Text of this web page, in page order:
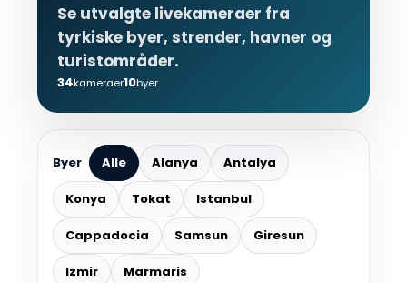
Se utvalgte livekameraer fra
tyrkiske byer, strender, havner og
turistområder.
34kameraer10byer
Byer Alle Alanya Antalya
Konya Tokat Istanbul
Cappadocia Samsun Giresun
Izmir Marmaris